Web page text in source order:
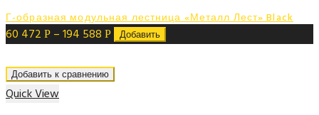
Г-образная модульная лестница «Металл Лест» Black
60 472 Р –194 588 Р Добавить
Добавить к сравнению
Quick View